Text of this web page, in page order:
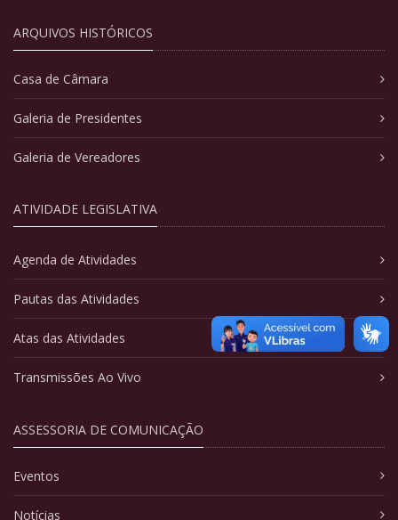
ARQUIVOS HISTÓRICOS
Casa de Câmara
Galeria de Presidentes
Galeria de Vereadores
ATIVIDADE LEGISLATIVA
Agenda de Atividades
Pautas das Atividades
Atas das Atividades
Transmissões Ao Vivo
ASSESSORIA DE COMUNICAÇÃO
Eventos
Notícias